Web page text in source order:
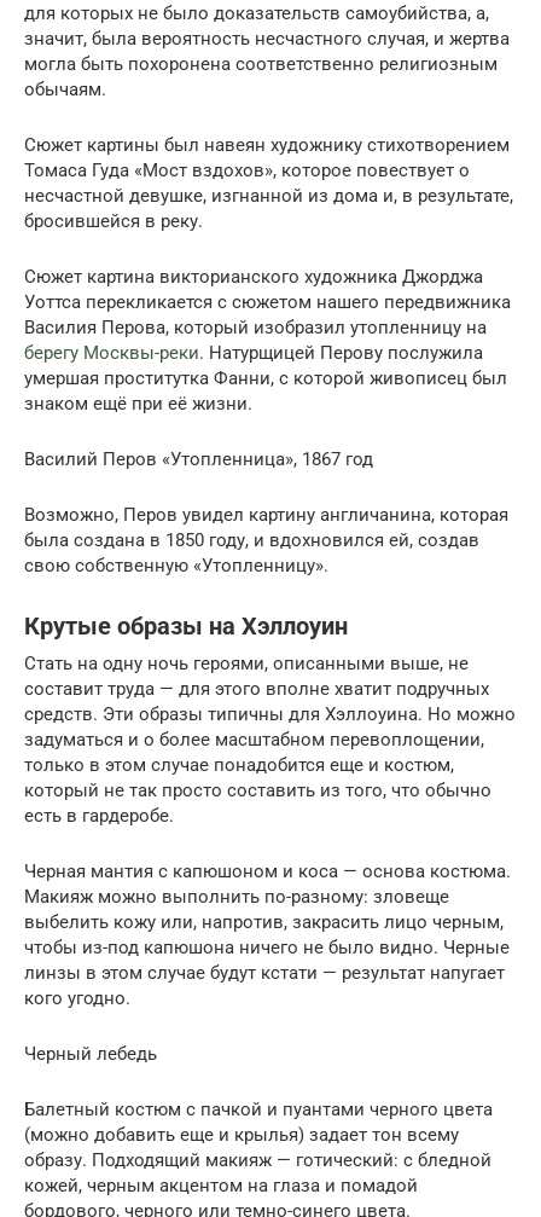
для которых не было доказательств самоубийства, а,
значит, была вероятность несчастного случая, и жертва
могла быть похоронена соответственно религиозным
обычаям.
Сюжет картины был навеян художнику стихотворением
Томаса Гуда «Мост вздохов», которое повествует о
несчастной девушке, изгнанной из дома и, в результате,
бросившейся в реку.
Сюжет картина викторианского художника Джорджа
Уоттса перекликается с сюжетом нашего передвижника
Василия Перова, который изобразил утопленницу на
берегу Москвы-реки. Натурщицей Перову послужила
умершая проститутка Фанни, с которой живописец был
знаком ещё при её жизни.
Василий Перов «Утопленница», 1867 год
Возможно, Перов увидел картину англичанина, которая
была создана в 1850 году, и вдохновился ей, создав
свою собственную «Утопленницу».
Крутые образы на Хэллоуин
Стать на одну ночь героями, описанными выше, не
составит труда — для этого вполне хватит подручных
средств. Эти образы типичны для Хэллоуина. Но можно
задуматься и о более масштабном перевоплощении,
только в этом случае понадобится еще и костюм,
который не так просто составить из того, что обычно
есть в гардеробе.
Черная мантия с капюшоном и коса — основа костюма.
Макияж можно выполнить по-разному: зловеще
выбелить кожу или, напротив, закрасить лицо черным,
чтобы из-под капюшона ничего не было видно. Черные
линзы в этом случае будут кстати — результат напугает
кого угодно.
Черный лебедь
Балетный костюм с пачкой и пуантами черного цвета
(можно добавить еще и крылья) задает тон всему
образу. Подходящий макияж — готический: с бледной
кожей, черным акцентом на глаза и помадой
бордового, черного или темно-синего цвета.